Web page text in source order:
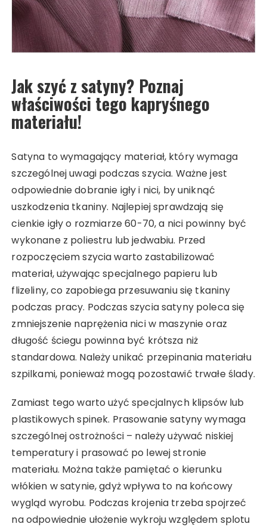
Jak szyć z satyny? Poznaj
właściwości tego kapryśnego
materiału!
Satyna to wymagający materiał, który wymaga
szczególnej uwagi podczas szycia. Ważne jest
odpowiednie dobranie igły i nici, by uniknąć
uszkodzenia tkaniny. Najlepiej sprawdzają się
cienkie igły o rozmiarze 60-70, a nici powinny być
wykonane z poliestru lub jedwabiu. Przed
rozpoczęciem szycia warto zastabilizować
materiał, używając specjalnego papieru lub
flizeliny, co zapobiega przesuwaniu się tkaniny
podczas pracy. Podczas szycia satyny poleca się
zmniejszenie naprężenia nici w maszynie oraz
długość ściegu powinna być krótsza niż
standardowa. Należy unikać przepinania materiału
szpilkami, ponieważ mogą pozostawić trwałe ślady.
Zamiast tego warto użyć specjalnych klipsów lub
plastikowych spinek. Prasowanie satyny wymaga
szczególnej ostrożności – należy używać niskiej
temperatury i prasować po lewej stronie
materiału. Można także pamiętać o kierunku
włókien w satynie, gdyż wpływa to na końcowy
wygląd wyrobu. Podczas krojenia trzeba spojrzeć
na odpowiednie ułożenie wykroju względem splotu